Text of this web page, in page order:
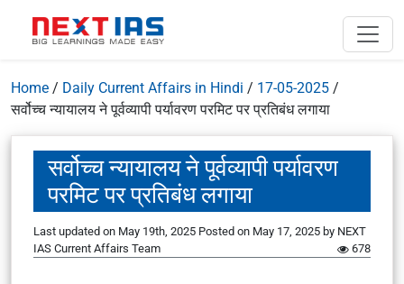
Home / Daily Current Affairs in Hindi / 17-05-2025 /
सर्वोच्च न्यायालय ने पूर्वव्यापी पर्यावरण परमिट पर प्रतिबंध लगाया
सर्वोच्च न्यायालय ने पूर्वव्यापी पर्यावरण
परमिट पर प्रतिबंध लगाया
Last updated on May 19th, 2025 Posted on May 17, 2025 by NEXT
IAS Current Affairs Team
678